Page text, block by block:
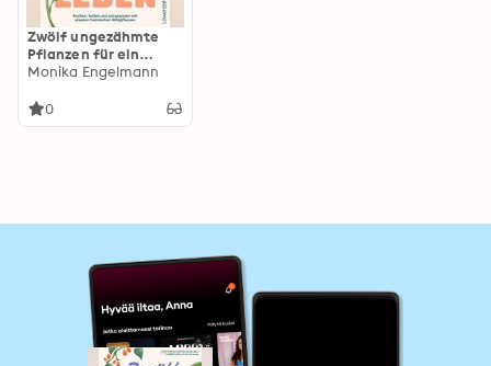
Zwölf ungezähmte
Pflanzen für ein
langes & gesundes
heilen und
Monika Engelmann
0